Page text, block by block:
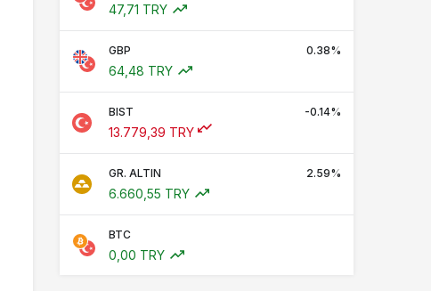
47,71 TRY
GBP 0.38%
64,48 TRY
BIST -0.14%
13.779,39 TRY
GR. ALTIN 2.59%
6.660,55 TRY
BTC
0,00 TRY